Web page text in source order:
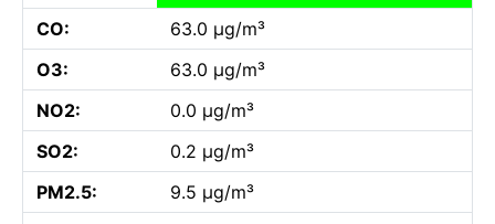
CO:
63.0 µg/m³
O3:
63.0 µg/m³
NO2:
0.0 µg/m³
SO2:
0.2 µg/m³
PM2.5:
9.5 µg/m³